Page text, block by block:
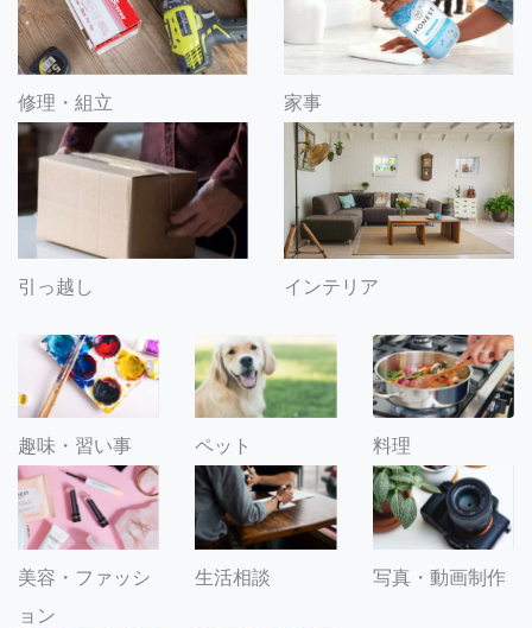
修理・組立 家事
引っ越し インテリア
趣味・習い事 ペット 料理
美容・ファッシ
ョン
生活相談 写真・動画制作